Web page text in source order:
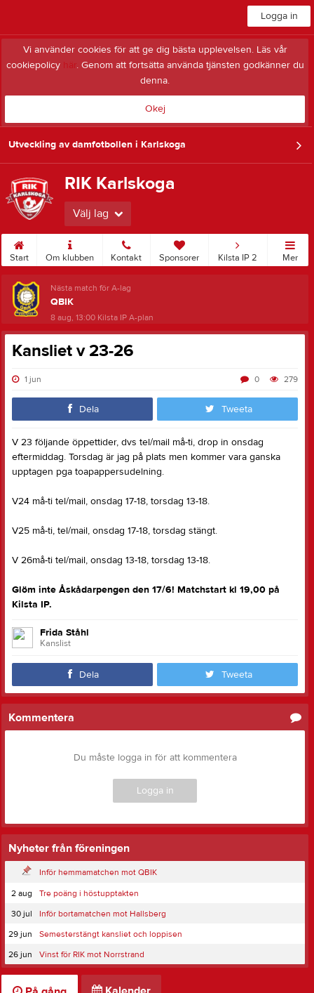
Logga in
Vi använder cookies för att ge dig bästa upplevelsen. Läs vår
cookiepolicy här. Genom att fortsätta använda tjänsten godkänner du
denna.
Okej
Utveckling av damfotbollen i Karlskoga
RIK Karlskoga
Välj lag
Start Om klubben Kontakt Sponsorer Kilsta IP 2 Mer
Nästa match för A-lag
QBIK
8 aug, 13:00 Kilsta IP A-plan
Kansliet v 23-26
1 jun 279
0
Dela Tweeta
V 23 följande öppettider, dvs tel/mail må-ti, drop in onsdag
eftermiddag. Torsdag är jag på plats men kommer vara ganska
upptagen pga toapappersudelning.
V24 må-ti tel/mail, onsdag 17-18, torsdag 13-18.
V25 må-ti, tel/mail, onsdag 17-18, torsdag stängt.
V 26må-ti tel/mail, onsdag 13-18, torsdag 13-18.
Glöm inte Åskådarpengen den 17/6! Matchstart kl 19,00 på
Kilsta IP.
Frida Ståhl
Kanslist
Dela Tweeta
Kommentera
Du måste logga in för att kommentera
Logga in
Nyheter från föreningen
Inför hemmamatchen mot QBIK
2 aug
Tre poäng i höstupptakten
30 jul
Inför bortamatchen mot Hallsberg
29 jun
Semesterstängt kansliet och loppisen
26 jun
Vinst för RIK mot Norrstrand